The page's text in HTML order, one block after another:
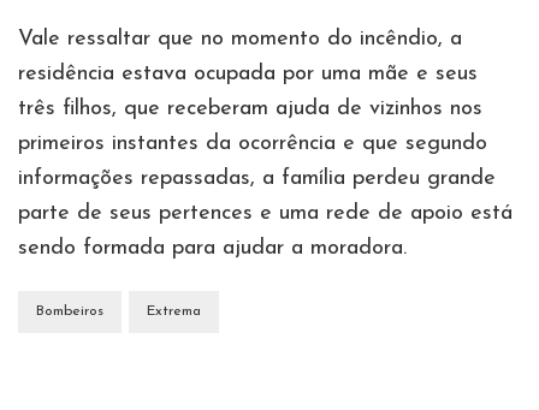
Vale ressaltar que no momento do incêndio, a
residência estava ocupada por uma mãe e seus
três filhos, que receberam ajuda de vizinhos nos
primeiros instantes da ocorrência e que segundo
informações repassadas, a família perdeu grande
parte de seus pertences e uma rede de apoio está
sendo formada para ajudar a moradora.
Bombeiros Extrema